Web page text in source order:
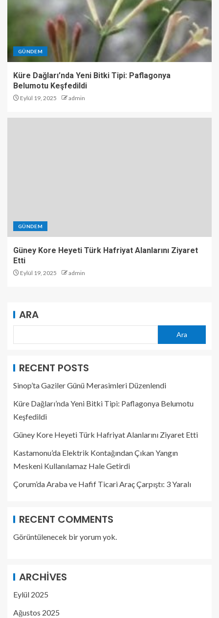
GÜNDEM
Küre Dağları’nda Yeni Bitki Tipi: Paflagonya
Belumotu Keşfedildi
Eylül 19, 2025 admin
GÜNDEM
Güney Kore Heyeti Türk Hafriyat Alanlarını Ziyaret
Etti
Eylül 19, 2025 admin
ARA
Ara
RECENT POSTS
Sinop’ta Gaziler Günü Merasimleri Düzenlendi
Küre Dağları’nda Yeni Bitki Tipi: Paflagonya Belumotu
Keşfedildi
Güney Kore Heyeti Türk Hafriyat Alanlarını Ziyaret Etti
Kastamonu’da Elektrik Kontağından Çıkan Yangın
Meskeni Kullanılamaz Hale Getirdi
Çorum’da Araba ve Hafif Ticari Araç Çarpıştı: 3 Yaralı
RECENT COMMENTS
Görüntülenecek bir yorum yok.
ARCHIVES
Eylül 2025
Ağustos 2025